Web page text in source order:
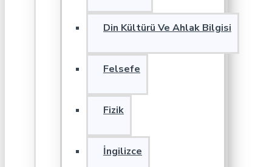
Din Kültürü Ve Ahlak Bilgisi
Felsefe
Fizik
İngilizce